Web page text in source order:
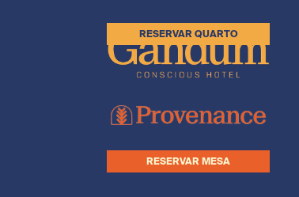
RESERVAR QUARTO
RESERVAR MESA